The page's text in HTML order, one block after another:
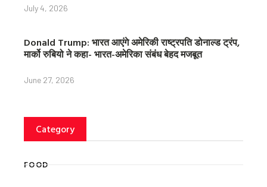
July 4, 2026
Donald Trump: भारत आएंगे अमेरिकी राष्ट्रपति डोनाल्ड ट्रंप,
मार्को रुबियो ने कहा- भारत-अमेरिका संबंध बेहद मजबूत
June 27, 2026
Category
FOOD